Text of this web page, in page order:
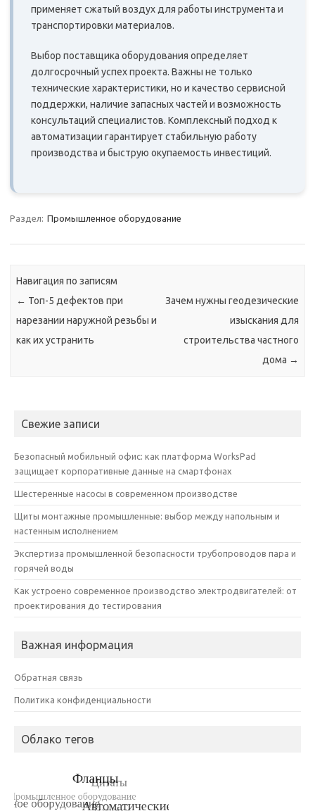
применяет сжатый воздух для работы инструмента и
транспортировки материалов.
Выбор поставщика оборудования определяет
долгосрочный успех проекта. Важны не только
технические характеристики, но и качество сервисной
поддержки, наличие запасных частей и возможность
консультаций специалистов. Комплексный подход к
автоматизации гарантирует стабильную работу
производства и быструю окупаемость инвестиций.
Раздел: Промышленное оборудование
Навигация по записям
← Топ-5 дефектов при
нарезании наружной резьбы и
как их устранить
Зачем нужны геодезические
изыскания для
строительства частного
дома →
Свежие записи
Безопасный мобильный офис: как платформа WorksPad
защищает корпоративные данные на смартфонах
Шестеренные насосы в современном производстве
Щиты монтажные промышленные: выбор между напольным и
настенным исполнением
Экспертиза промышленной безопасности трубопроводов пара и
горячей воды
Как устроено современное производство электродвигателей: от
проектирования до тестирования
Важная информация
Обратная связь
Политика конфиденциальности
Облако тегов